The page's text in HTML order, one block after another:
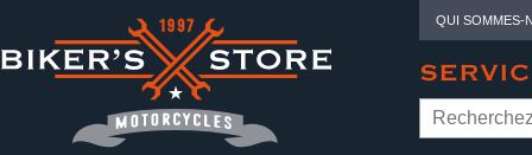
QUI SOMMES-